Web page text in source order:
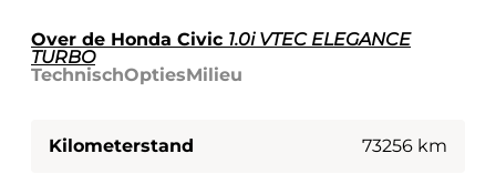
Over de Honda Civic 1.0i VTEC ELEGANCE
TURBO
TechnischOptiesMilieu
Kilometerstand 73256 km